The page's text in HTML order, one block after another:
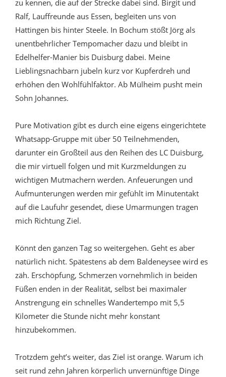
zu kennen, die auf der Strecke dabei sind. Birgit und
Ralf, Lauffreunde aus Essen, begleiten uns von
Hattingen bis hinter Steele. In Bochum stößt Jörg als
unentbehrlicher Tempomacher dazu und bleibt in
Edelhelfer-Manier bis Duisburg dabei. Meine
Lieblingsnachbarn jubeln kurz vor Kupferdreh und
erhöhen den Wohlfühlfaktor. Ab Mülheim pusht mein
Sohn Johannes.
Pure Motivation gibt es durch eine eigens eingerichtete
Whatsapp-Gruppe mit über 50 Teilnehmenden,
darunter ein Großteil aus den Reihen des LC Duisburg,
die mir virtuell folgen und mit Kurzmeldungen zu
wichtigen Mutmachern werden. Anfeuerungen und
Aufmunterungen werden mir gefühlt im Minutentakt
auf die Laufuhr gesendet, diese Umarmungen tragen
mich Richtung Ziel.
Könnt den ganzen Tag so weitergehen. Geht es aber
natürlich nicht. Spätestens ab dem Baldeneysee wird es
zäh. Erschöpfung, Schmerzen vornehmlich in beiden
Füßen enden in der Realität, selbst bei maximaler
Anstrengung ein schnelles Wandertempo mit 5,5
Kilometer die Stunde nicht mehr konstant
hinzubekommen.
Trotzdem geht’s weiter, das Ziel ist orange. Warum ich
seit rund zehn Jahren körperlich unvernünftige Dinge